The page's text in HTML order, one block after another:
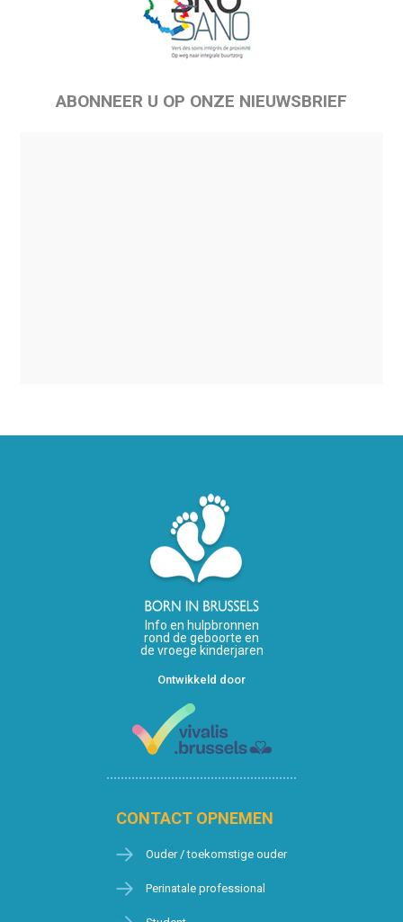
ABONNEER U OP ONZE NIEUWSBRIEF
Info en hulpbronnen
rond de geboorte en
de vroege kinderjaren
Ontwikkeld door
CONTACT OPNEMEN
Ouder / toekomstige ouder
Perinatale professional